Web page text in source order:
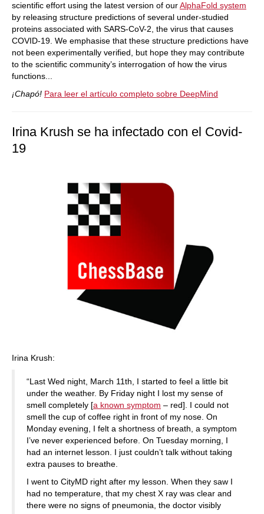
scientific effort using the latest version of ourAlphaFold system
by releasing structure predictions of several under-studied
proteins associated with SARS-CoV-2, the virus that causes
COVID-19. We emphasise that these structure predictions have
not been experimentally verified, but hope they may contribute
to the scientific community’s interrogation of how the virus
functions...
¡Chapó! Para leer el artículo completo sobre DeepMind
Irina Krush se ha infectado con el Covid-
19
Irina Krush:
“Last Wed night, March 11th, I started to feel a little bit
under the weather. By Friday night I lost my sense of
smell completely [a known symptom – red]. I could not
smell the cup of coffee right in front of my nose. On
Monday evening, I felt a shortness of breath, a symptom
I’ve never experienced before. On Tuesday morning, I
had an internet lesson. I just couldn’t talk without taking
extra pauses to breathe.
I went to CityMD right after my lesson. When they saw I
had no temperature, that my chest X ray was clear and
there were no signs of pneumonia, the doctor visibly